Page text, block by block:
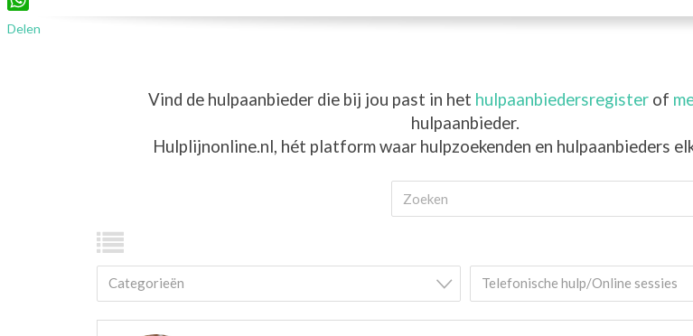
Vind de hulpaanbieder die bij jou past in het hulpaanbiedersregister of
hulpaanbieder.
Hulplijnonline.nl, hét platform waar hulpzoekenden en hulpaanbieders
Categorieën Telefonische hulp/Online sessies
WhatsApp
Delen